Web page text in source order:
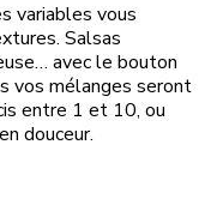
variables vous
Salsas
avec le bouton
vos mélanges seront
entre 1 et 10, ou
douceur.